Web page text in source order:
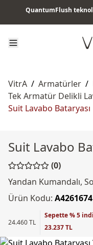
QuantumFlush
VitrA / Armatürler /
Tek Armatür Delikli
Suit Lavabo Bataryası
Suit Lavabo
(0)
Yandan Kumandalı,
Ürün Kodu: A4261674
24.460 TL
Sepette % 5
23.237 TL